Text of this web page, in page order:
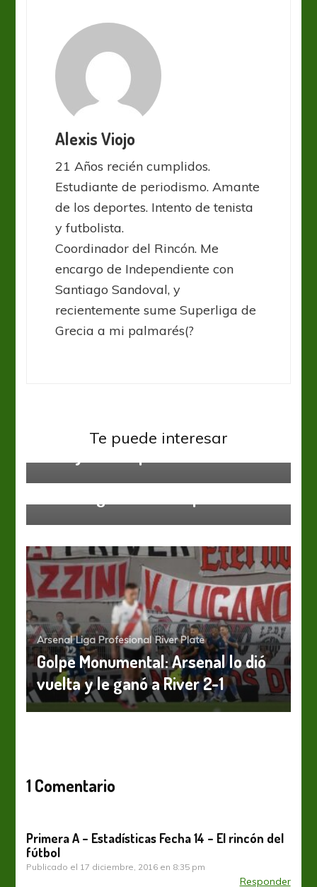
Alexis Viojo
21 Años recién cumplidos.
Estudiante de periodismo. Amante
de los deportes. Intento de tenista
y futbolista.
Coordinador del Rincón. Me
encargo de Independiente con
Santiago Sandoval, y
recientemente sume Superliga de
Grecia a mi palmarés(?
Te puede interesar
Boca Juniors Liga Profesional
Arsenal Liga Profesional River Plate
Golpe Monumental: Arsenal lo dió
vuelta y le ganó a River 2-1
1 Comentario
Primera A – Estadísticas Fecha 14 – El rincón del
fútbol
Publicado el 17 diciembre, 2016 en 8:35 pm
Responder